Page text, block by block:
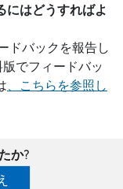
にはどうすればよ
ドバックを報告し
でフィードバッ
、こちらを参照し
か?